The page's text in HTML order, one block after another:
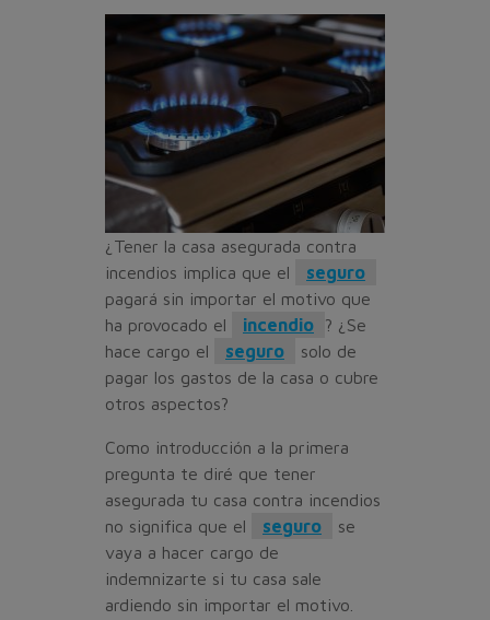
¿Tener la casa asegurada contra
incendios implica que el
seguro
pagará sin importar el motivo que
ha provocado el
incendio
? ¿Se
hace cargo el
seguro
solo de
pagar los gastos de la casa o cubre
otros aspectos?
Como introducción a la primera
pregunta te diré que tener
asegurada tu casa contra incendios
no significa que el
seguro
se
vaya a hacer cargo de
indemnizarte si tu casa sale
ardiendo sin importar el motivo.